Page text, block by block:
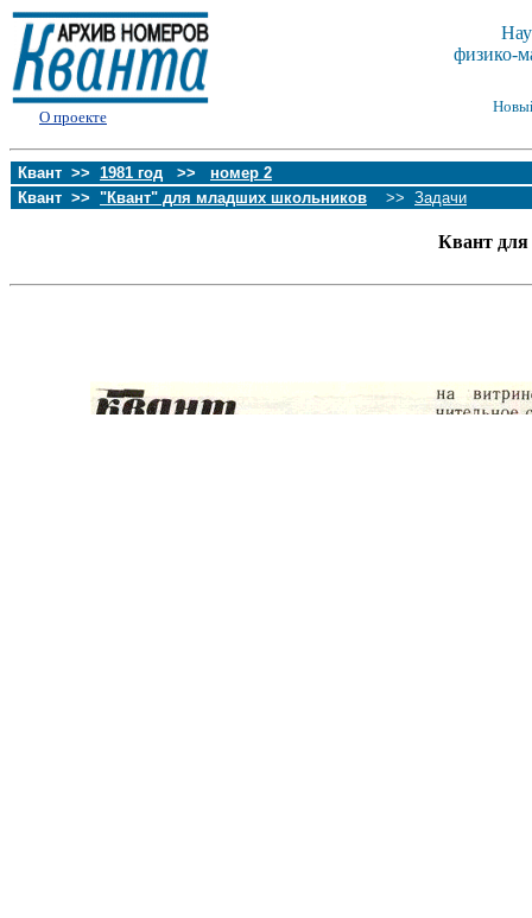
О проекте
физико-
Квант >> 1981 год >> номер 2
Квант >> "Квант" для младших школьников >> Задачи
Квант